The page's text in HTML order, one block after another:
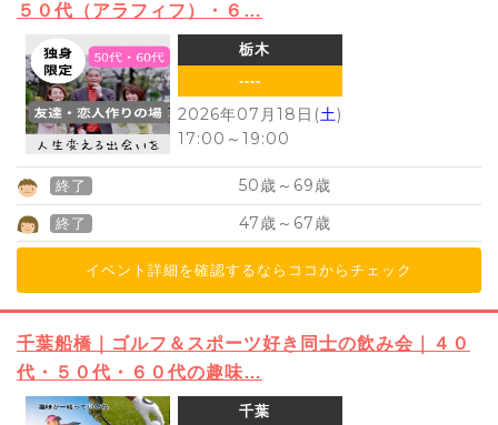
５０代（アラフィフ）・６…
栃木
----
2026年07月18日(土)
17:00 ～ 19:00
終了 50歳～ 69歳
終了 47歳～ 67歳
イベント詳細を確認するならココからチェック
千葉船橋｜ゴルフ＆スポーツ好き同士の飲み会｜４０
代・５０代・６０代の趣味…
千葉